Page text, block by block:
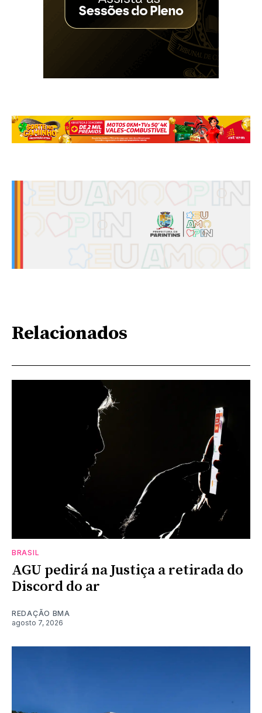
Relacionados
BRASIL
AGU pedirá na Justiça a retirada do
Discord do ar
REDAÇÃO BMA
agosto 7, 2026